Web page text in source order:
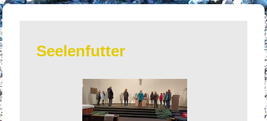
Seelenfutter